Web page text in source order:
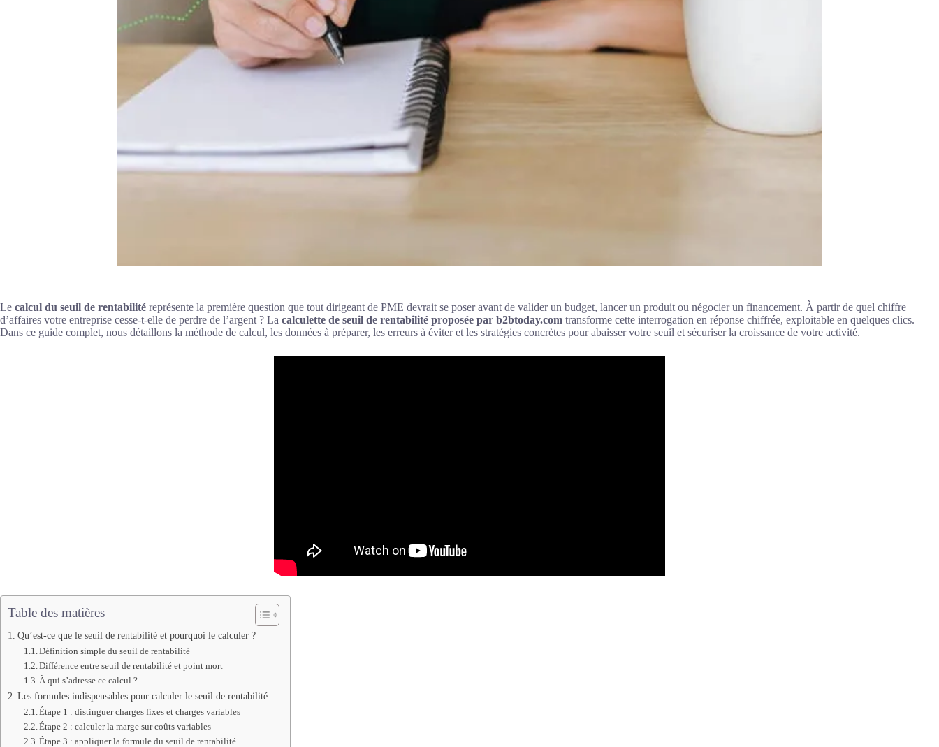
Le calcul du seuil de rentabilité représente la première question que tout dirigeant de PME devrait se poser avant de valider un budget, lancer un produit ou négocier un financement. À partir de quel chiffre
d’affaires votre entreprise cesse-t-elle de perdre de l’argent ? La calculette de seuil de rentabilité proposée par b2btoday.com transforme cette interrogation en réponse chiffrée, exploitable en quelques clics.
Dans ce guide complet, nous détaillons la méthode de calcul, les données à préparer, les erreurs à éviter et les stratégies concrètes pour abaisser votre seuil et sécuriser la croissance de votre activité.
Table des matières
Qu’est-ce que le seuil de rentabilité et pourquoi le calculer ?
Définition simple du seuil de rentabilité
Différence entre seuil de rentabilité et point mort
À qui s’adresse ce calcul ?
Les formules indispensables pour calculer le seuil de rentabilité
Étape 1 : distinguer charges fixes et charges variables
Étape 2 : calculer la marge sur coûts variables
Étape 3 : appliquer la formule du seuil de rentabilité